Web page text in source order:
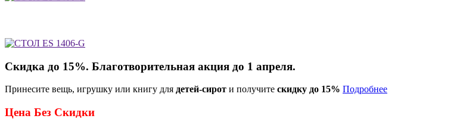
Скидка до 15%. Благотворительная акция до 1 апреля.
Принесите вещь, игрушку или книгу для детей-сирот и получите скидку до 15% Подробнее
Цена Без Скидки